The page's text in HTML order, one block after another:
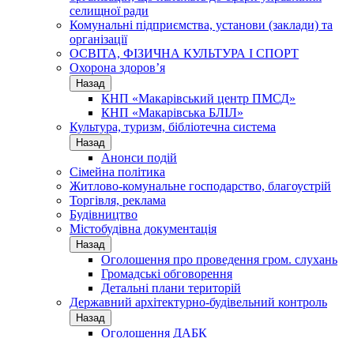
селищної ради
Комунальні підприємства, установи (заклади) та
організації
ОСВІТА, ФІЗИЧНА КУЛЬТУРА І СПОРТ
Охорона здоров’я
Назад
КНП «Макарівський центр ПМСД»
КНП «Макарівська БЛІЛ»
Культура, туризм, бібліотечна система
Назад
Анонси подій
Сімейна політика
Житлово-комунальне господарство, благоустрій
Торгівля, реклама
Будівництво
Містобудівна документація
Назад
Оголошення про проведення гром. слухань
Громадські обговорення
Детальні плани територій
Державний архітектурно-будівельний контроль
Назад
Оголошення ДАБК